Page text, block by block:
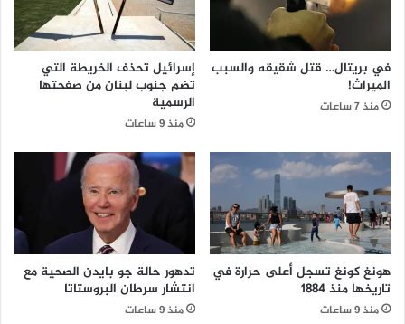
في بريتال… قتل شقيقه والسبب
الميراث!
منذ 7 ساعات
إسرائيل تحذف الخريطة التي
تضم جنوب لبنان من صفحتها
الرسمية
منذ 9 ساعات
هونغ كونغ تسجل أعلى حرارة في
تاريخها منذ 1884
منذ 9 ساعات
تدهور حالة جو بايدن الصحية مع
انتشار سرطان البروستاتا
منذ 9 ساعات